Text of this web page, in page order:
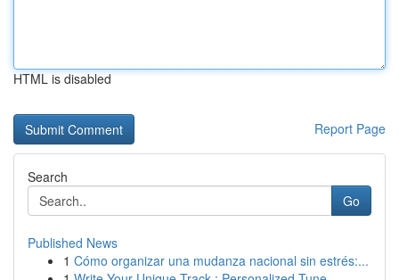
HTML is disabled
Report Page
Search
Go
Published News
1 Cómo organizar una mudanza nacional sin estrés:...